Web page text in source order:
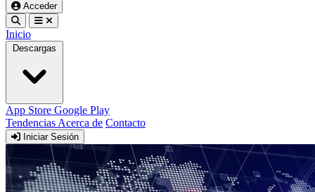
Acceder
Inicio
Descargas
App Store Google Play
Tendencias Acerca de Contacto
Iniciar Sesión